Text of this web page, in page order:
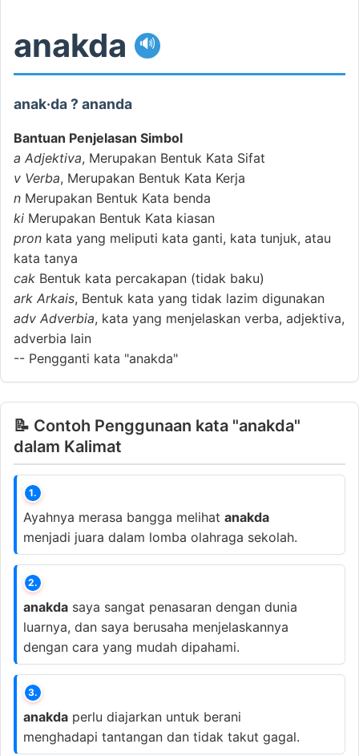
anakda 🔊
anak·da ? ananda
Bantuan Penjelasan Simbol
a Adjektiva, Merupakan Bentuk Kata Sifat
v Verba, Merupakan Bentuk Kata Kerja
n Merupakan Bentuk Kata benda
ki Merupakan Bentuk Kata kiasan
pron kata yang meliputi kata ganti, kata tunjuk, atau
kata tanya
cak Bentuk kata percakapan (tidak baku)
ark Arkais, Bentuk kata yang tidak lazim digunakan
adv Adverbia, kata yang menjelaskan verba, adjektiva,
adverbia lain
-- Pengganti kata "anakda"
📝 Contoh Penggunaan kata "anakda"
dalam Kalimat
1.
Ayahnya merasa bangga melihat anakda
menjadi juara dalam lomba olahraga sekolah.
2.
anakda saya sangat penasaran dengan dunia
luarnya, dan saya berusaha menjelaskannya
dengan cara yang mudah dipahami.
3.
anakda perlu diajarkan untuk berani
menghadapi tantangan dan tidak takut gagal.